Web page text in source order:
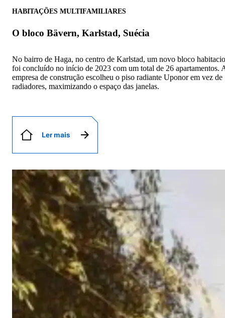
HABITAÇÕES MULTIFAMILIARES
O bloco Bävern, Karlstad, Suécia
No bairro de Haga, no centro de Karlstad, um novo bloco
foi concluído no início de 2023 com um total de 26 apartamentos.
empresa de construção escolheu o piso radiante Uponor em vez de
radiadores, maximizando o espaço das janelas.
Ler mais